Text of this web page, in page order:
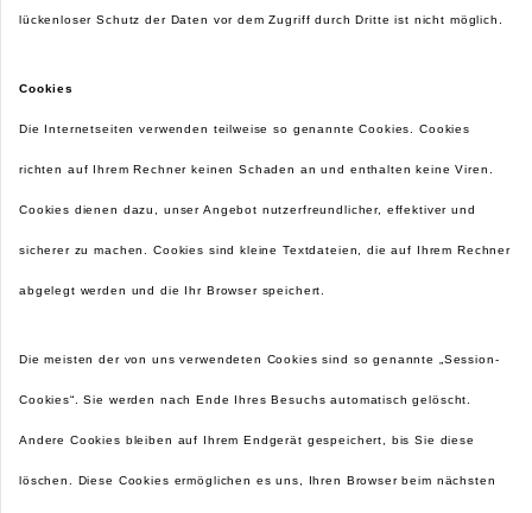
lückenloser Schutz der Daten vor dem Zugriff durch Dritte ist nicht möglich.
Cookies
Die Internetseiten verwenden teilweise so genannte Cookies. Cookies
richten auf Ihrem Rechner keinen Schaden an und enthalten keine Viren.
Cookies dienen dazu, unser Angebot nutzerfreundlicher, effektiver und
sicherer zu machen. Cookies sind kleine Textdateien, die auf Ihrem Rechner
abgelegt werden und die Ihr Browser speichert.
Die meisten der von uns verwendeten Cookies sind so genannte „Session-
Cookies“. Sie werden nach Ende Ihres Besuchs automatisch gelöscht.
Andere Cookies bleiben auf Ihrem Endgerät gespeichert, bis Sie diese
löschen. Diese Cookies ermöglichen es uns, Ihren Browser beim nächsten